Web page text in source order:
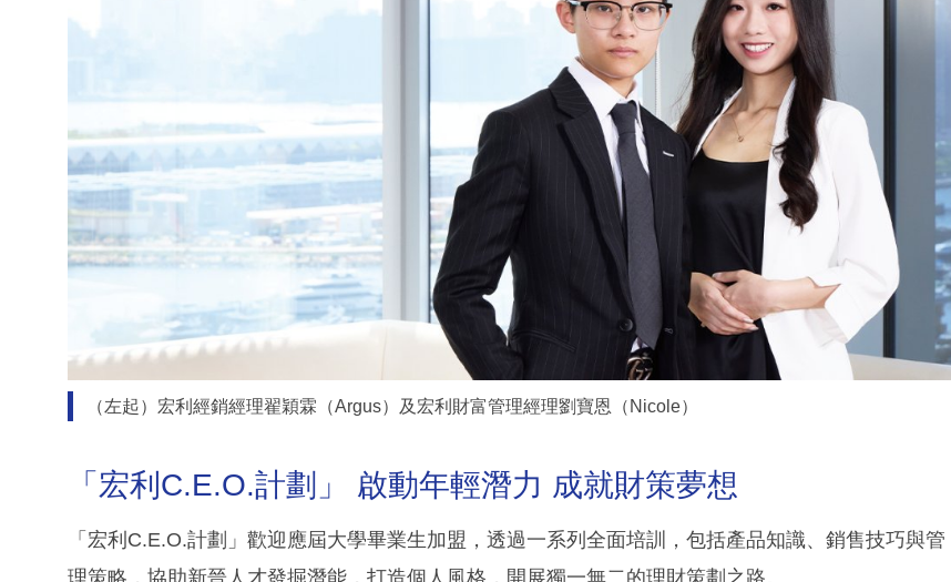
（左起）宏利經銷經理翟穎霖（Argus）及宏利財富管理經理劉寶恩（Nicole）
「宏利C.E.O.計劃」 啟動年輕潛力 成就財策夢想
「宏利C.E.O.計劃」歡迎應屆大學畢業生加盟，透過一系列全面培訓，包括產品知識、銷售技巧與管